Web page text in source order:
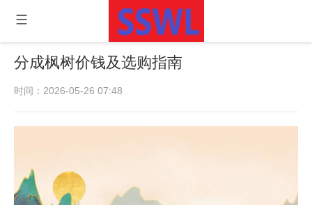
分成枫树价钱及选购指南
时间：2026-05-26 07:48